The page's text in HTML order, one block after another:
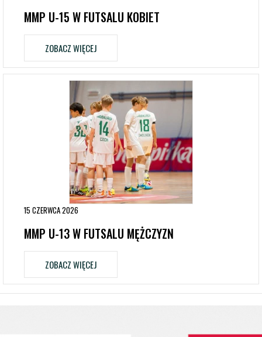
MMP U-15 W FUTSALU KOBIET
ZOBACZ WIĘCEJ
15 CZERWCA 2026
MMP U-13 W FUTSALU MĘŻCZYZN
ZOBACZ WIĘCEJ